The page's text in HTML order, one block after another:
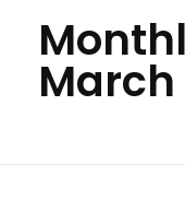
Monthly Archives:
March